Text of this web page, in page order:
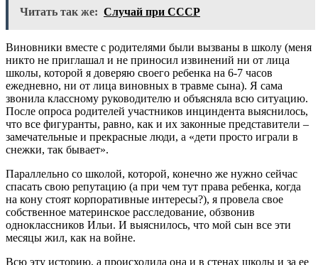
Читать так же: Случай при СССР
Виновники вместе с родителями были вызваны в школу (меня
никто не приглашал и не приносил извинений ни от лица
школы, которой я доверяю своего ребенка на 6-7 часов
ежедневно, ни от лица виновных в травме сына). Я сама
звонила классному руководителю и объясняла всю ситуацию.
После опроса родителей участников инциндента выяснилось,
что все фигуранты, равно, как и их законные представители –
замечательные и прекрасные люди, а «дети просто играли в
снежки, так бывает».
Параллельно со школой, которой, конечно же нужно сейчас
спасать свою репутацию (а при чем тут права ребенка, когда
на кону стоят корпоративные интересы?), я провела свое
собственное материнское расследование, обзвонив
одноклассников Ильи. И выяснилось, что мой сын все эти
месяцы жил, как на войне.
Всю эту историю, а происходила она и в стенах школы и за ее